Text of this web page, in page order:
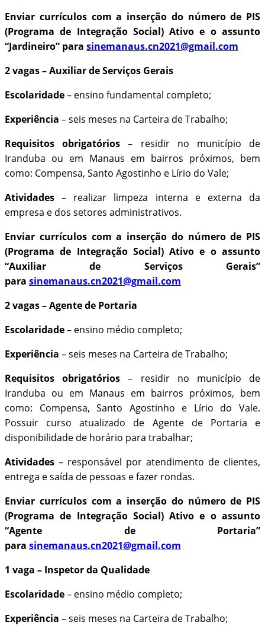
Enviar currículos com a inserção do número de PIS
(Programa de Integração Social) Ativo e o assunto
“Jardineiro” para sinemanaus.cn2021@gmail.com
2 vagas – Auxiliar de Serviços Gerais
Escolaridade– ensino fundamental completo;
Experiência – seis meses na Carteira de Trabalho;
Requisitos obrigatórios – residir no município de
Iranduba ou em Manaus em bairros próximos, bem
como: Compensa, Santo Agostinho e Lírio do Vale;
Atividades – realizar limpeza interna e externa da
empresa e dos setores administrativos.
Enviar currículos com a inserção do número de PIS
(Programa de Integração Social) Ativo e o assunto
“Auxiliar de Serviços Gerais”
para sinemanaus.cn2021@gmail.com
2 vagas – Agente de Portaria
Escolaridade– ensino médio completo;
Experiência – seis meses na Carteira de Trabalho;
Requisitos obrigatórios – residir no município de
Iranduba ou em Manaus em bairros próximos, bem
como: Compensa, Santo Agostinho e Lírio do Vale.
Possuir curso atualizado de Agente de Portaria e
disponibilidade de horário para trabalhar;
Atividades – responsável por atendimento de clientes,
entrega e saída de pessoas e fazer rondas.
Enviar currículos com a inserção do número de PIS
(Programa de Integração Social) Ativo e o assunto
“Agente de Portaria”
para sinemanaus.cn2021@gmail.com
1 vaga – Inspetor da Qualidade
Escolaridade– ensino médio completo;
Experiência – seis meses na Carteira de Trabalho;